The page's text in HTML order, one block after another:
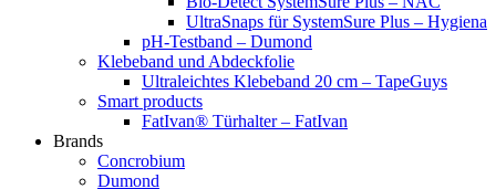
UltraSnaps für SystemSure Plus – Hygiena
pH-Testband – Dumond
Klebeband und Abdeckfolie
Ultraleichtes Klebeband 20 cm – TapeGuys
Smart products
FatIvan® Türhalter – FatIvan
Brands
Concrobium
Dumond